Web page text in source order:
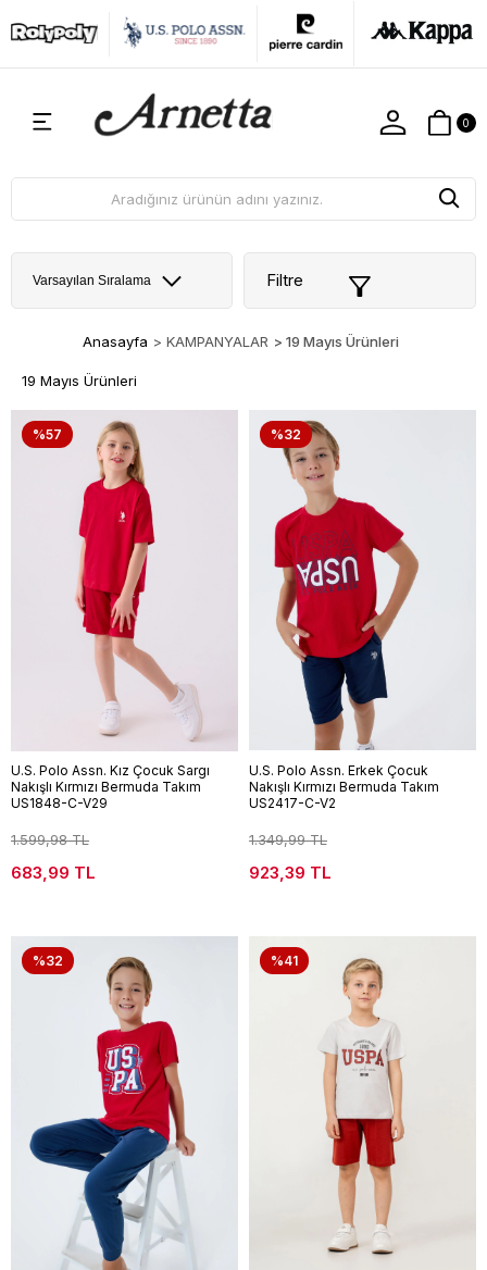
0
Filtre
Anasayfa > KAMPANYALAR > 19 Mayıs Ürünleri
19 Mayıs Ürünleri
%57
U.S. Polo Assn. Kız Çocuk Sargı
Nakışlı Kırmızı Bermuda Takım
US1848-C-V29
1.599,98 TL
683,99 TL
%32
U.S. Polo Assn. Erkek Çocuk
Nakışlı Kırmızı Bermuda Takım
US2417-C-V2
1.349,99 TL
923,39 TL
%32 %41